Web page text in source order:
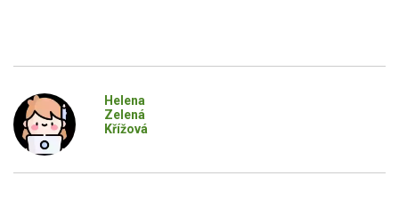
Helena
Zelená
Křížová